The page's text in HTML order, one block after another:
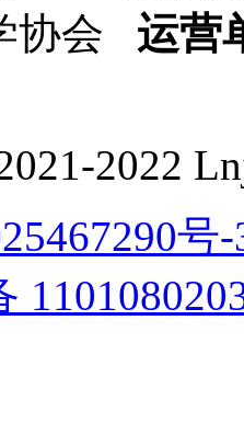
协会 运营
2022
号-